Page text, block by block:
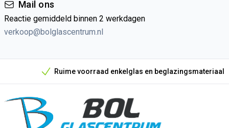
Mail ons
Reactie gemiddeld binnen 2 werkdagen
verkoop@bolglascentrum.nl
Onze unieke verkoopargumenten
Ruime voorraad enkelglas en beglazingsmateriaal